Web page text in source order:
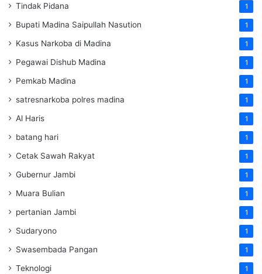
Tindak Pidana 1
Bupati Madina Saipullah Nasution 1
Kasus Narkoba di Madina 1
Pegawai Dishub Madina 1
Pemkab Madina 1
satresnarkoba polres madina 1
Al Haris 1
batang hari 1
Cetak Sawah Rakyat 1
Gubernur Jambi 1
Muara Bulian 1
pertanian Jambi 1
Sudaryono 1
Swasembada Pangan 1
Teknologi 1